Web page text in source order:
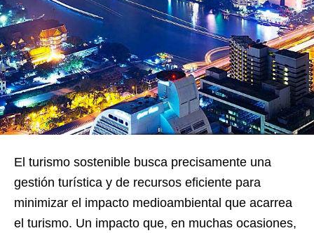
El turismo sostenible busca precisamente una
gestión turística y de recursos eficiente para
minimizar el impacto medioambiental que acarrea
el turismo. Un impacto que, en muchas ocasiones,